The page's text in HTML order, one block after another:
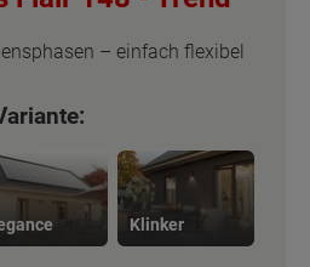
– einfach flexibel
Klinker